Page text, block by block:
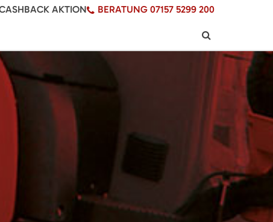
AKTION BERATUNG 07157 5299 200